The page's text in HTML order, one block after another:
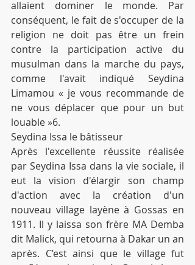
allaient dominer le monde. Par
conséquent, le fait de s'occuper de la
religion ne doit pas être un frein
contre la participation active du
musulman dans la marche du pays,
comme l'avait indiqué Seydina
Limamou « je vous recommande de
ne vous déplacer que pour un but
louable »6.
Seydina Issa le bâtisseur
Après l'excellente réussite réalisée
par Seydina Issa dans la vie sociale, il
eut la vision d'élargir son champ
d'action avec la création d'un
nouveau village layène à Gossas en
1911. Il y laissa son frère MA Demba
dit Malick, qui retourna à Dakar un an
après. C’est ainsi que le village fut